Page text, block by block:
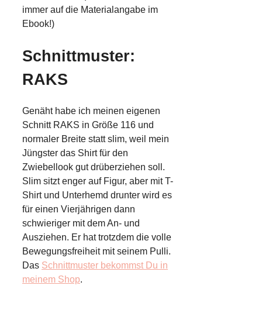
immer auf die Materialangabe im
Ebook!)
Schnittmuster:
RAKS
Genäht habe ich meinen eigenen
Schnitt RAKS in Größe 116 und
normaler Breite statt slim, weil mein
Jüngster das Shirt für den
Zwiebellook gut drüberziehen soll.
Slim sitzt enger auf Figur, aber mit T-
Shirt und Unterhemd drunter wird es
für einen Vierjährigen dann
schwieriger mit dem An- und
Ausziehen. Er hat trotzdem die volle
Bewegungsfreiheit mit seinem Pulli.
Das Schnittmuster bekommst Du in
meinem Shop.